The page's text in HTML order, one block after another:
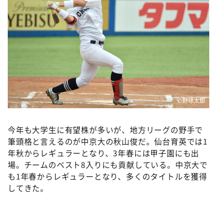
DAIGOも台所 ～きょうの献立 何にする？～
本日はダイアンなり！シーズン２
朝だ！生です旅サラダ
教えて！ニュースライブ 正義のミカタ
ＬＩＦＥ～夢のカタチ～
新婚さんいらっしゃい！
ポツンと一軒家
ザキ山小屋本館
ぺこぱのまるスポ
アナ回覧板
©️野球太郎
今年も大学生に有望株が多いが、地方リーグの野手で
筆頭格と言えるのが中京大の秋山俊だ。仙台育英では1
年秋からレギュラーとなり、3年春には甲子園にも出
場。チームのベスト8入りにも貢献している。中京大で
も1年春からレギュラーとなり、多くのタイトルを獲得
してきた。